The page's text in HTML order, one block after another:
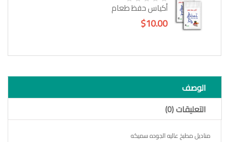
أكياس حفظ طعام
$10.00
الوصف
التعليقات (0)
مناديل مطبخ عاليه الجوده سميكه